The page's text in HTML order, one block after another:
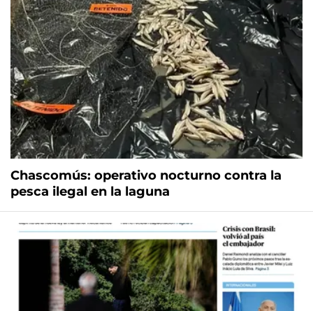
Chascomús: operativo nocturno contra la
pesca ilegal en la laguna